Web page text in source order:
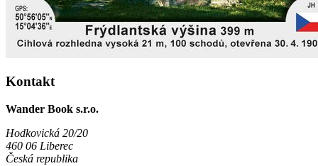
Kontakt
Wander Book s.r.o.
Hodkovická 20/20
460 06 Liberec
Česká republika